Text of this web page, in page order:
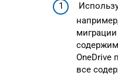
OneDrive
все